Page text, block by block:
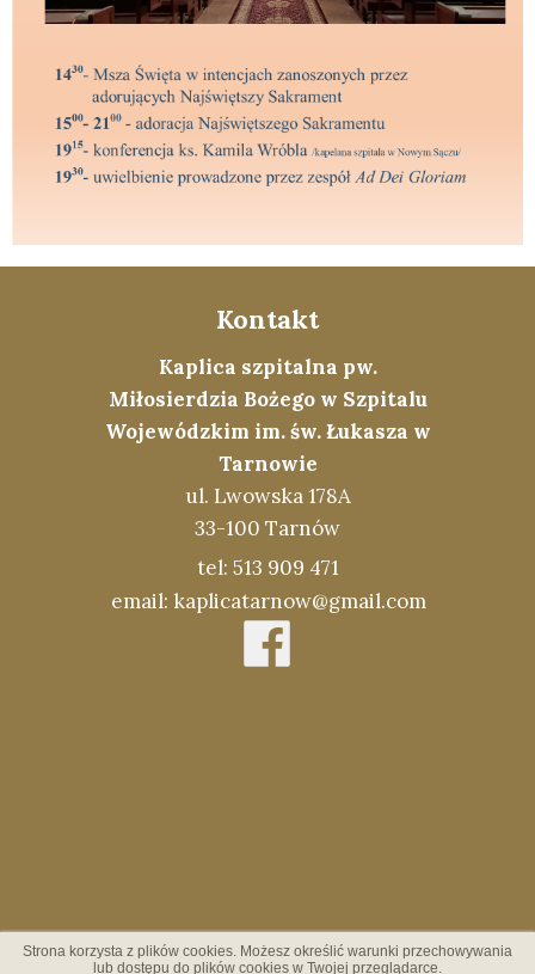
Kontakt
tel: 513 909 471
Kaplica szpitalna pw.
Miłosierdzia Bożego w Szpitalu
Wojewódzkim im. św. Łukasza w
Tarnowie
ul. Lwowska 178A
33-100 Tarnów
email: kaplicatarnow@gmail.com
Strona korzysta z plików cookies. Możesz określić warunki przechowywania
lub dostępu do plików cookies w Twojej przeglądarce.